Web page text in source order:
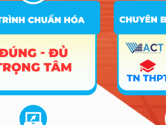
X01; X05; X06; X25
9 Hệ thống thông tin
A00; A01; C01; D01;
10 Công nghệ thông tin
A00; A01; C01; D01;
X01; X05; X06; X25
công trình xây dựng
A00; A01; C01; C02;
D01; D07; X05; X06
Quản lý công nghiệp
A00; A01; C01; D01;
X01; X02; X05; X25